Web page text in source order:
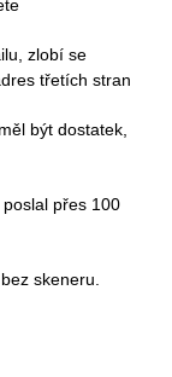
zlobí se
třetích stran
být dostatek,
přes 100
skeneru.